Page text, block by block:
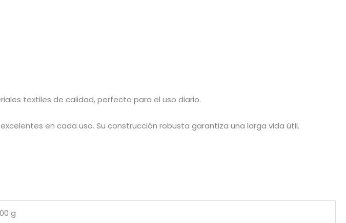
textiles de calidad, perfecto para el uso diario.
en cada uso. Su construcción robusta garantiza una larga vida útil.
g